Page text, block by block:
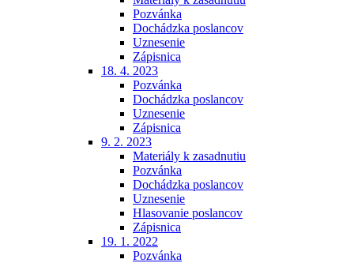
Pozvánka
Dochádzka poslancov
Uznesenie
Zápisnica
18. 4. 2023
Pozvánka
Dochádzka poslancov
Uznesenie
Zápisnica
9. 2. 2023
Materiály k zasadnutiu
Pozvánka
Dochádzka poslancov
Uznesenie
Hlasovanie poslancov
Zápisnica
19. 1. 2022
Pozvánka